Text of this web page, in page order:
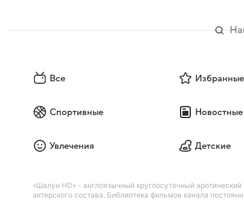
Все Избранные
Спортивные Новостные
Увлечения Детские
«Шалун HD» - англоязычный круглосуточный эротический
актерского состава. Библиотека фильмов канала